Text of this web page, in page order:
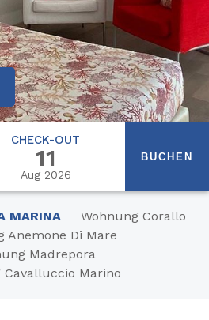
CHECK-OUT
11
Aug 2026
BUCHEN
MARINA
Wohnung Corallo
Anemone Di Mare
Madrepora
Cavalluccio Marino